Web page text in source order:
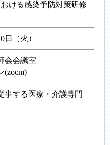
ける感染予防対策研修
日（火）
会会議室
(zoom)
事する医療・介護専門